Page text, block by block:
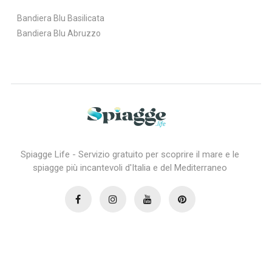
Bandiera Blu Basilicata
Bandiera Blu Abruzzo
Spiagge Life - Servizio gratuito per scoprire il mare e le
spiagge più incantevoli d'Italia e del Mediterraneo